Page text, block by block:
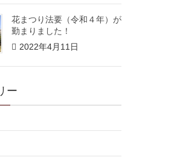
花まつり法要（令和４年）が
勤まりました！
2022年4月11日
ー